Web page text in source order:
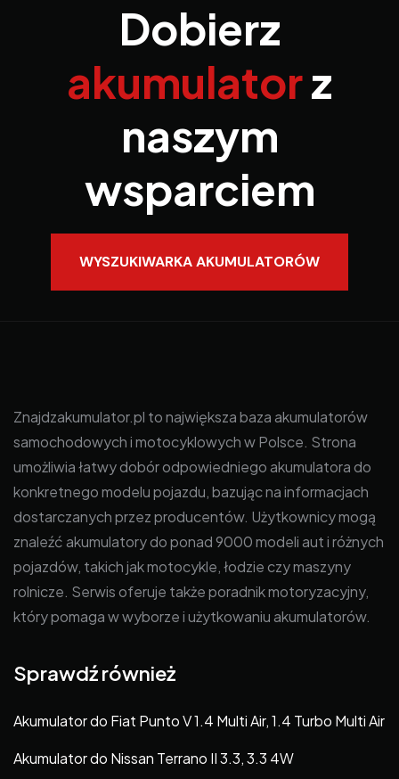
Dobierz
akumulatorz
naszym
wsparciem
WYSZUKIWARKA AKUMULATORÓW
Znajdzakumulator.pl to największa baza akumulatorów
samochodowych i motocyklowych w Polsce. Strona
umożliwia łatwy dobór odpowiedniego akumulatora do
konkretnego modelu pojazdu, bazując na informacjach
dostarczanych przez producentów. Użytkownicy mogą
znaleźć akumulatory do ponad 9000 modeli aut i różnych
pojazdów, takich jak motocykle, łodzie czy maszyny
rolnicze. Serwis oferuje także poradnik motoryzacyjny,
który pomaga w wyborze i użytkowaniu akumulatorów.
Sprawdź również
Akumulator do Fiat Punto V 1.4 Multi Air, 1.4 Turbo Multi Air
Akumulator do Nissan Terrano II 3.3, 3.3 4W